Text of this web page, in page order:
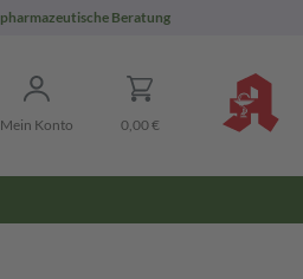
pharmazeutische Beratung
Mein Konto 0,00 €